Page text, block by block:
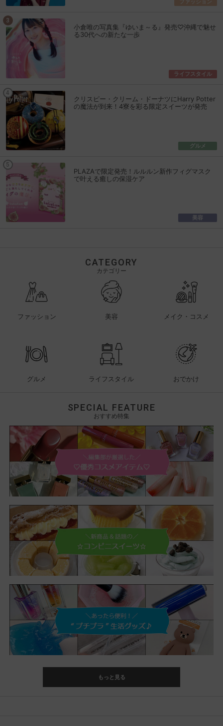
ファッション
小倉唯の写真集『ゆいま～る』発売♡沖縄で魅せ
る30代への新たな一歩
ライフスタイル
クリスピー・クリーム・ドーナツにHarry Potter
の魔法が到来！4寮を彩る限定スイーツが発売
グルメ
PLAZAで限定発売！ルルルン新作フィグマスク
で叶える癒しの保湿ケア
美容
CATEGORY
カテゴリー
ファッション 美容 メイク・コスメ
グルメ ライフスタイル おでかけ
SPECIAL FEATURE
おすすめ特集
もっと見る